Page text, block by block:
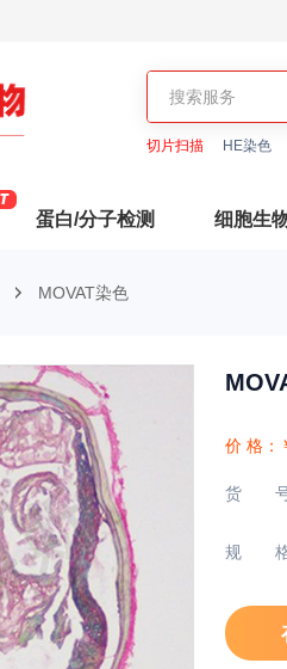
切片扫描 HE染色
蛋白/分子检测 细胞生
MOVAT染色
价 格：
货
规